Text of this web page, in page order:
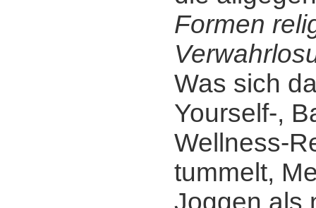
Formen
Was sich
Yourself-,
Wellness-
tummelt,
Joggen als